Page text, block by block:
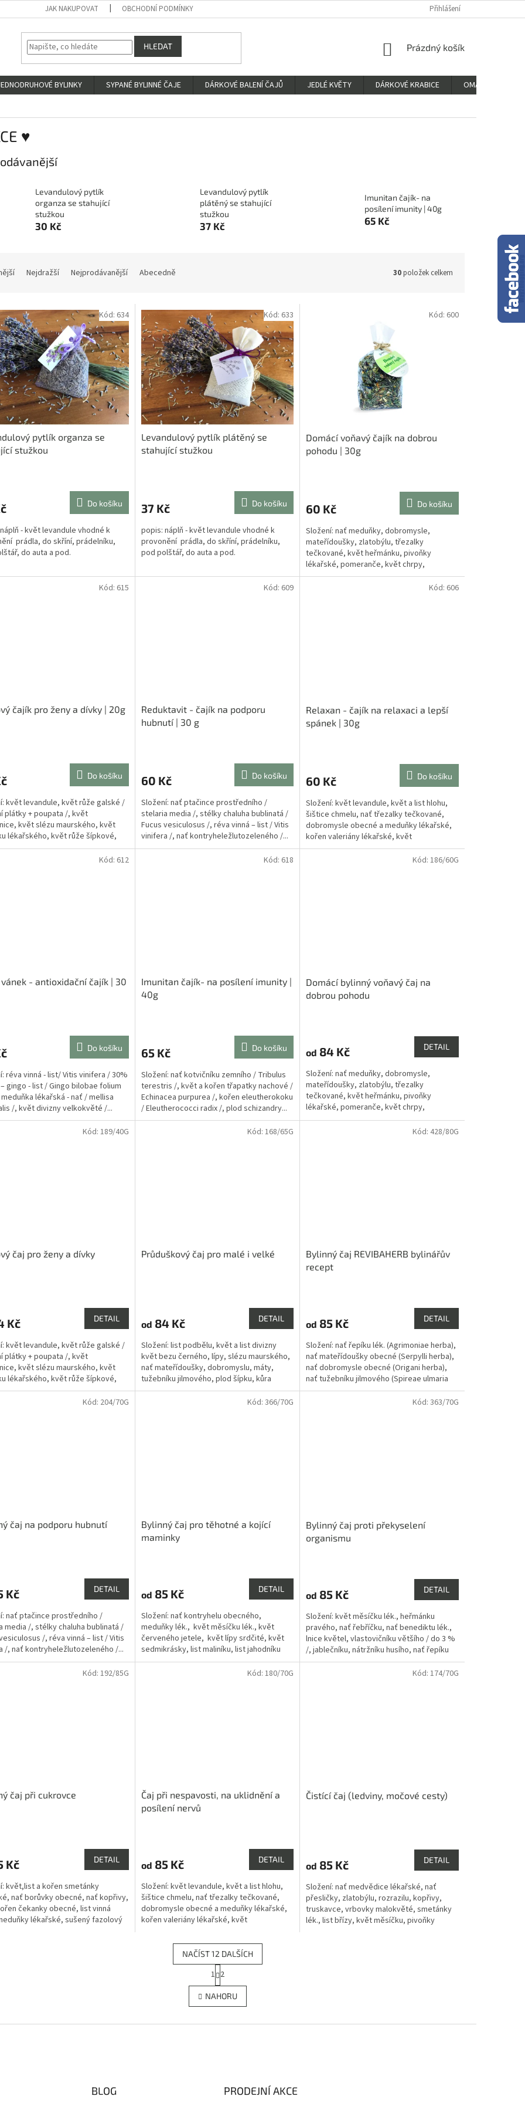
JAK NAKUPOVAT OBCHODNÍ PODMÍNKY Přihlášení
HLEDAT
NÁKUPNÍ
Prázdný košík
BYLINKY SYPANÉ BYLINNÉ ČAJE DÁRKOVÉ BALENÍ ČAJŮ JEDLÉ KVĚTY DÁRKOVÉ KRABICE
OMALOVÁNKY
♥
Levandulový pytlík
organza se stahující
stužkou
30 Kč
Levandulový pytlík
plátěný se stahující
stužkou
37 Kč
Imunitan čajík- na
posílení imunity | 40g
65 Kč
Nejdražší Nejprodávanější Abecedně 30položek celkem
pytlík organza se
stužkou
Do košíku
- květ levandule vhodné k
prádla, do skříní, prádelníku,
do auta a pod.
Kód: 634
Levandulový pytlík plátěný se
stahující stužkou
je
z
5
hvězdiček.
37 Kč Do košíku
popis: náplň - květ levandule vhodné k
provonění prádla, do skříní, prádelníku,
pod polštář, do auta a pod.
Kód: 633
Domácí voňavý čajík na dobrou
pohodu | 30g
je
z
5
hvězdiček.
60 Kč Do košíku
Složení: nať meduňky, dobromysle,
mateřídoušky, zlatobýlu, třezalky
tečkované, květ heřmánku, pivoňky
lékařské, pomeranče, květ chrpy,
červeného jetele, šištice chmelu, kousky...
Kód: 600
čajík pro ženy a dívky | 20g
Do košíku
květ levandule, květ růže galské /
plátky + poupata /, květ
květ slézu maurského, květ
lékařského, květ růže šípkové,
květ...
Kód: 615
Reduktavit - čajík na podporu
hubnutí | 30 g
je
z
5
hvězdiček.
60 Kč Do košíku
Složení: nať ptačince prostředního /
stelaria media /, stélky chaluha bublinatá /
Fucus vesiculosus /, réva vinná – list / Vitis
vinifera /, nať kontryheležlutozeleného /...
Kód: 609
Relaxan - čajík na relaxaci a lepší
spánek | 30g
je
z
5
hvězdiček.
60 Kč Do košíku
Složení: květ levandule, květ a list hlohu,
šištice chmelu, nať třezalky tečkované,
dobromysle obecné a meduňky lékařské,
kořen valeriány lékařské, květ
sedmikrásky, plod...
Kód: 606
vánek - antioxidační čajík | 30
Do košíku
réva vinná - list/ Vitis vinifera / 30%
gingo - list / Gingo bilobae folium
lékařská - nať / mellisa
/, květ divizny velkokvěté /...
Kód: 612
Imunitan čajík- na posílení imunity |
40g
je
z
5
hvězdiček.
65 Kč Do košíku
Složení: nať kotvičníku zemního / Tribulus
terestris /, květ a kořen třapatky nachové /
Echinacea purpurea /, kořen eleutherokoku
/ Eleutherococci radix /, plod schizandry...
Kód: 618
Domácí bylinný voňavý čaj na
dobrou pohodu
je
z
5
hvězdiček.
od 84 Kč DETAIL
Složení: nať meduňky, dobromysle,
mateřídoušky, zlatobýlu, třezalky
tečkované, květ heřmánku, pivoňky
lékařské, pomeranče, květ chrpy,
červeného jetele, šištice chmelu, kousky...
Kód: 186/60G
čaj pro ženy a dívky
Kč DETAIL
květ levandule, květ růže galské /
plátky + poupata /, květ
květ slézu maurského, květ
lékařského, květ růže šípkové,
květ...
Kód: 189/40G
Průduškový čaj pro malé i velké
je
z
5
hvězdiček.
od 84 Kč DETAIL
Složení: list podbělu, květ a list divizny
květ bezu černého, lípy, slézu maurského,
nať mateřídoušky, dobromyslu, máty,
tužebníku jilmového, plod šípku, kůra
pomeranče.
Kód: 168/65G
Bylinný čaj REVIBAHERB bylinářův
recept
je
z
5
hvězdiček.
od 85 Kč DETAIL
Složení: nať řepíku lék. (Agrimoniae herba),
nať mateřídoušky obecné (Serpylli herba),
nať dobromysle obecné (Origani herba),
nať tužebníku jilmového (Spireae ulmaria
herba),...
Kód: 428/80G
čaj na podporu hubnutí
Kč DETAIL
nať ptačince prostředního /
media /, stélky chaluha bublinatá /
/, réva vinná – list / Vitis
/, nať kontryheležlutozeleného /...
Kód: 204/70G
Bylinný čaj pro těhotné a kojící
maminky
je
z
5
hvězdiček.
od 85 Kč DETAIL
Složení: nať kontryhelu obecného,
meduňky lék., květ měsíčku lék., květ
červeného jetele, květ lípy srdčité, květ
sedmikrásky, list maliníku, list jahodníku
lesního, list...
Kód: 366/70G
Bylinný čaj proti překyselení
organismu
je
z
5
hvězdiček.
od 85 Kč DETAIL
Složení: květ měsíčku lék., heřmánku
pravého, nať řebříčku, nať benediktu lék.,
lnice květel, vlastovičníku většího / do 3 %
/, jablečníku, nátržníku husího, nať řepíku
lék.,...
Kód: 363/70G
čaj při cukrovce
Kč DETAIL
květ,list a kořen smetánky
nať borůvky obecné, nať kopřivy,
čekanky obecné, list vinná
lékařské, sušený fazolový
Kód: 192/85G
Čaj při nespavosti, na uklidnění a
posílení nervů
je
z
5
hvězdiček.
od 85 Kč DETAIL
Složení: květ levandule, květ a list hlohu,
šištice chmelu, nať třezalky tečkované,
dobromysle obecné a meduňky lékařské,
kořen valeriány lékařské, květ
Kód: 180/70G
Čistící čaj (ledviny, močové cesty)
je
z
5
hvězdiček.
od 85 Kč DETAIL
Složení: nať medvědice lékařské, nať
přesličky, zlatobýlu, rozrazilu, kopřivy,
truskavce, vrbovky malokvěté, smetánky
lék., list břízy, květ měsíčku, pivoňky
Kód: 174/70G
O
v
l
d
NAČÍST 12 DALŠÍCH
S
t
r
á
n
1 2
NAHORU
BLOG PRODEJNÍ AKCE